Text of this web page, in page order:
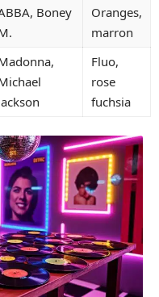
Boney
Oranges,
marron
Fluo,
rose
fuchsia